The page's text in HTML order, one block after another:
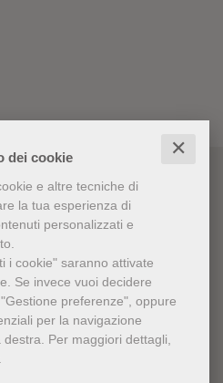
dei cookie ✕
e altre tecniche di
la tua esperienza di
personalizzati e
i cookie" saranno attivate
Se invece vuoi decidere
preferenze", oppure
per la navigazione
Per maggiori dettagli,